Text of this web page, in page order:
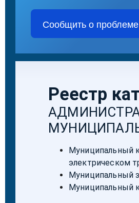
Сообщить о проблеме